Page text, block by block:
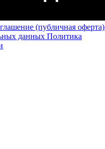
(публичная оферта)
данных Политика